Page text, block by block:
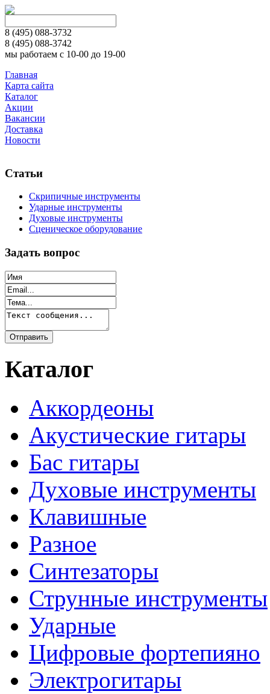
8 (495) 088-3732
8 (495) 088-3742
мы работаем с 10-00 до 19-00
Главная
Карта сайта
Каталог
Акции
Вакансии
Доставка
Новости
Статьи
Скрипичные инструменты
Ударные инструменты
Духовые инструменты
Сценическое оборудование
Задать вопрос
Каталог
Аккордеоны
Акустические гитары
Бас гитары
Духовые инструменты
Клавишные
Разное
Синтезаторы
Струнные инструменты
Ударные
Цифровые фортепияно
Электрогитары